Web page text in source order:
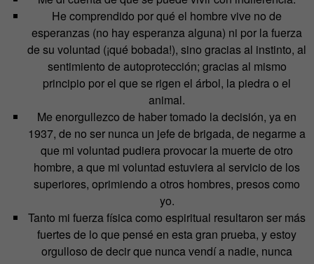
He comprendido por qué el hombre vive no de
esperanzas (no hay esperanza alguna) ni por la fuerza
de su voluntad (¡qué bobada!), sino gracias al instinto, al
sentimiento de autoprotección; gracias al mismo
principio por el que se rigen el árbol, la piedra o el
animal.
Me enorgullezco de haber tomado la decisión, ya en
1937, de no ser nunca un jefe de brigada, de negarme a
que mi voluntad pudiera provocar la muerte de otro
hombre, a que mi voluntad estuviera al servicio de los
superiores, oprimiendo a otros hombres, presos como
yo.
Tanto mi fuerza física como espiritual resultaron ser más
fuertes de lo que pensé en esta gran prueba, y estoy
orgulloso de decir que nunca vendí a nadie, nunca